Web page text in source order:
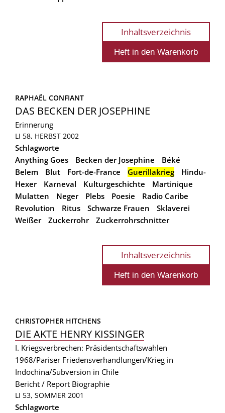
Inhaltsverzeichnis
RAPHAËL CONFIANT
DAS BECKEN DER JOSEPHINE
Erinnerung
LI 58, HERBST 2002
Schlagworte
Anything Goes
Becken der Josephine
Béké
Belem
Blut Fort-de-France Guerillakrieg
Hindu-
Hexer
Karneval Kulturgeschichte
Martinique
Mulatten
Neger Plebs Poesie
Radio Caribe
Revolution
Ritus Schwarze Frauen
Sklaverei
Weißer
Zuckerrohr Zuckerrohrschnitter
Inhaltsverzeichnis
CHRISTOPHER HITCHENS
DIE AKTE HENRY KISSINGER
I. Kriegsverbrechen: Präsidentschaftswahlen
1968/Pariser Friedensverhandlungen/Krieg in
Indochina/Subversion in Chile
Bericht / Report Biographie
LI 53, SOMMER 2001
Schlagworte